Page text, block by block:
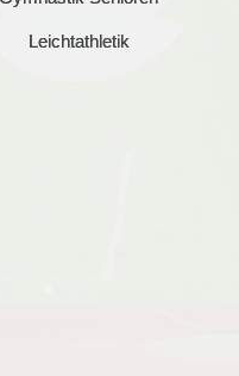
Leichtathletik
Leichtathletik